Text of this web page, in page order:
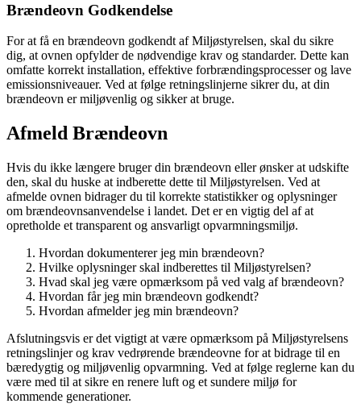
Brændeovn Godkendelse
For at få en brændeovn godkendt af Miljøstyrelsen, skal du sikre
dig, at ovnen opfylder de nødvendige krav og standarder. Dette kan
omfatte korrekt installation, effektive forbrændingsprocesser og lave
emissionsniveauer. Ved at følge retningslinjerne sikrer du, at din
brændeovn er miljøvenlig og sikker at bruge.
Afmeld Brændeovn
Hvis du ikke længere bruger din brændeovn eller ønsker at udskifte
den, skal du huske at indberette dette til Miljøstyrelsen. Ved at
afmelde ovnen bidrager du til korrekte statistikker og oplysninger
om brændeovnsanvendelse i landet. Det er en vigtig del af at
opretholde et transparent og ansvarligt opvarmningsmiljø.
Hvordan dokumenterer jeg min brændeovn?
Hvilke oplysninger skal indberettes til Miljøstyrelsen?
Hvad skal jeg være opmærksom på ved valg af brændeovn?
Hvordan får jeg min brændeovn godkendt?
Hvordan afmelder jeg min brændeovn?
Afslutningsvis er det vigtigt at være opmærksom på Miljøstyrelsens
retningslinjer og krav vedrørende brændeovne for at bidrage til en
bæredygtig og miljøvenlig opvarmning. Ved at følge reglerne kan du
være med til at sikre en renere luft og et sundere miljø for
kommende generationer.